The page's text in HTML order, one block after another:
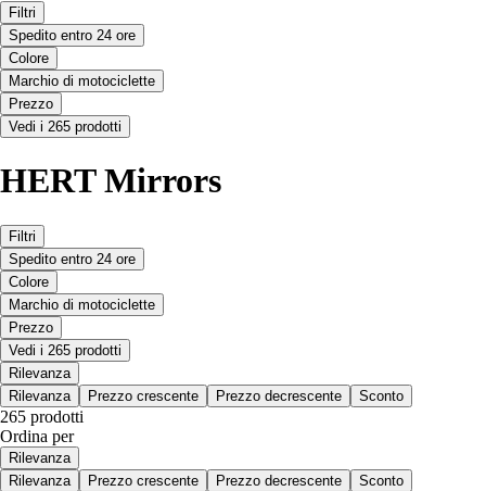
Filtri
Spedito entro 24 ore
Colore
Marchio di motociclette
Prezzo
Vedi i 265 prodotti
HERT Mirrors
Filtri
Spedito entro 24 ore
Colore
Marchio di motociclette
Prezzo
Vedi i 265 prodotti
Rilevanza
Rilevanza
Prezzo crescente Prezzo decrescente Sconto
265 prodotti
Ordina per
Rilevanza
Rilevanza
Prezzo crescente Prezzo decrescente Sconto